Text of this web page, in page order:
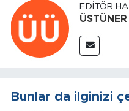
EDITÖR
Bunlar da ilginizi